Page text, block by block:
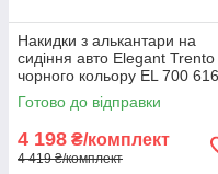
Накидки з алькантари на
сидіння авто Elegant Trento
чорного кольору EL 700 616
Готово до відправки
4 198 ₴/комплект
4 419 ₴/комплект